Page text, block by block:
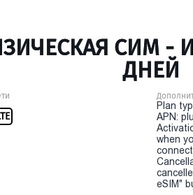
СИМ -
ДНЕЙ
Plan
APN:
when
eSIM"